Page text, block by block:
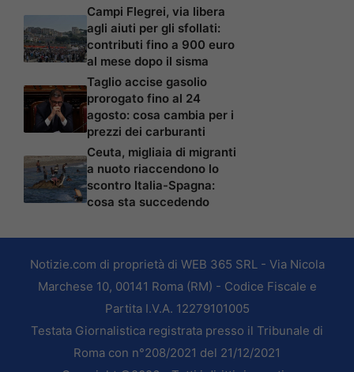
Campi Flegrei, via libera
agli aiuti per gli sfollati:
contributi fino a 900 euro
al mese dopo il sisma
Taglio accise gasolio
prorogato fino al 24
agosto: cosa cambia per i
prezzi dei carburanti
Ceuta, migliaia di migranti
a nuoto riaccendono lo
scontro Italia-Spagna:
cosa sta succedendo
Notizie.com di proprietà di WEB 365 SRL - Via Nicola
Marchese 10, 00141 Roma (RM) - Codice Fiscale e
Partita I.V.A. 12279101005
Testata Giornalistica registrata presso il Tribunale di
Roma con n°208/2021 del 21/12/2021